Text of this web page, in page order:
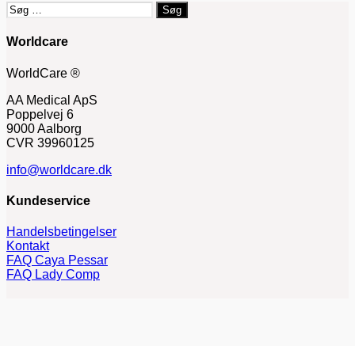
Søg
efter:
Worldcare
WorldCare ®
AA Medical ApS
Poppelvej 6
9000 Aalborg
CVR 39960125
info@worldcare.dk
Kundeservice
Handelsbetingelser
Kontakt
FAQ Caya Pessar
FAQ Lady Comp